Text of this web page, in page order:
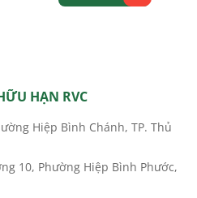
HẠN RVC
Hiệp Bình Chánh, TP. Thủ
10, Phường Hiệp Bình Phước,